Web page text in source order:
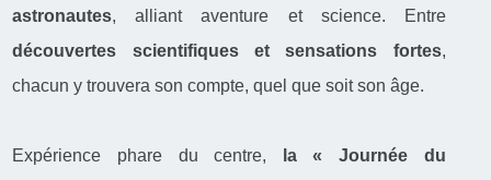
astronautes, alliant aventure et science. Entre
découvertes scientifiques et sensations fortes,
chacun y trouvera son compte, quel que soit son âge.
Expérience phare du centre,
la « Journée du